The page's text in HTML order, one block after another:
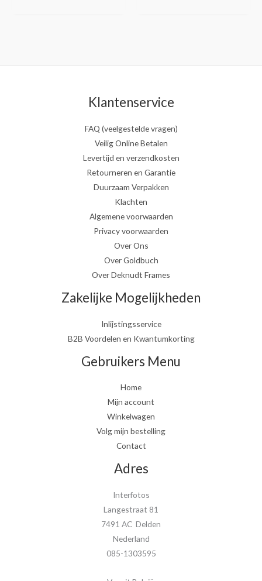
Klantenservice
FAQ (veelgestelde vragen)
Veilig Online Betalen
Levertijd en verzendkosten
Retourneren en Garantie
Duurzaam Verpakken
Klachten
Algemene voorwaarden
Privacy voorwaarden
Over Ons
Over Goldbuch
Over Deknudt Frames
Zakelijke Mogelijkheden
Inlijstingsservice
B2B Voordelen en Kwantumkorting
Gebruikers Menu
Home
Mijn account
Winkelwagen
Volg mijn bestelling
Contact
Adres
Interfotos
Langestraat 81
7491 AC Delden
Nederland
085-1303595